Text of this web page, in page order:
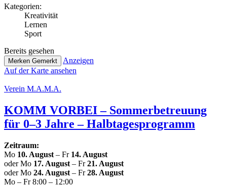
Kate­go­rien:
Krea­ti­vi­tät
Lernen
Sport
Bereits gesehen
Merken Gemerkt
Anzeigen
Auf der Karte ansehen
Verein M.A.M.A.
KOMM VORBEI – Som­mer­be­treu­ung
für 0–3 Jahre – Halbtagesprogramm
Zeitraum:
Mo 10. August – Fr 14. August
oder Mo 17. August – Fr21. August
oder Mo 24. August – Fr28. August
Mo – Fr 8:00 – 12:00